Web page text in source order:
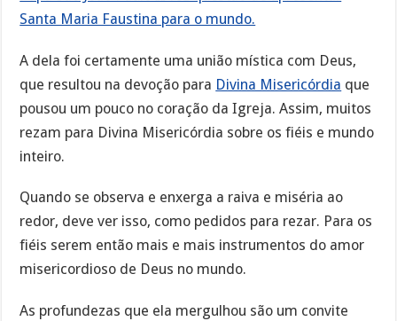
Santa Maria Faustina para o mundo.
A dela foi certamente uma união mística com Deus,
que resultou na devoção para Divina Misericórdia que
pousou um pouco no coração da Igreja. Assim, muitos
rezam para Divina Misericórdia sobre os fiéis e mundo
inteiro.
Quando se observa e enxerga a raiva e miséria ao
redor, deve ver isso, como pedidos para rezar. Para os
fiéis serem então mais e mais instrumentos do amor
misericordioso de Deus no mundo.
As profundezas que ela mergulhou são um convite